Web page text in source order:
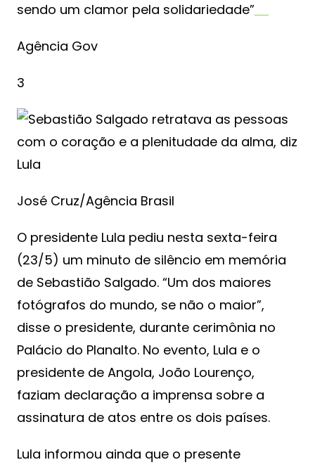
sendo um clamor pela solidariedade”
Agência Gov
3
José Cruz/Agência Brasil
O presidente Lula pediu nesta sexta-feira
(23/5) um minuto de silêncio em memória
de Sebastião Salgado. “Um dos maiores
fotógrafos do mundo, se não o maior”,
disse o presidente, durante cerimônia no
Palácio do Planalto. No evento, Lula e o
presidente de Angola, João Lourenço,
faziam declaração a imprensa sobre a
assinatura de atos entre os dois países.
Lula informou ainda que o presente